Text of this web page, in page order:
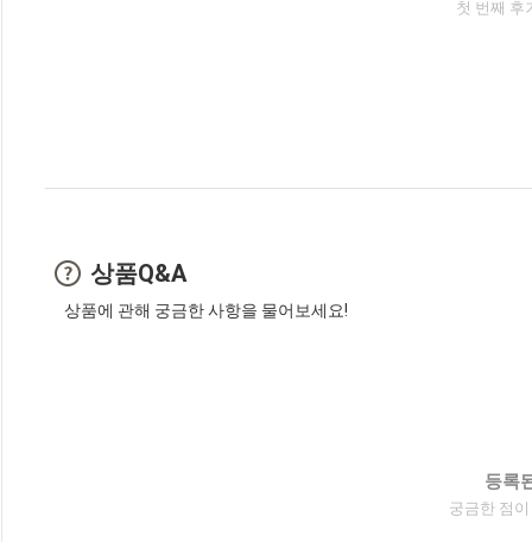
첫 번째 후
상품Q&A
상품에 관해 궁금한 사항을 물어보세요!
등록
궁금한 점